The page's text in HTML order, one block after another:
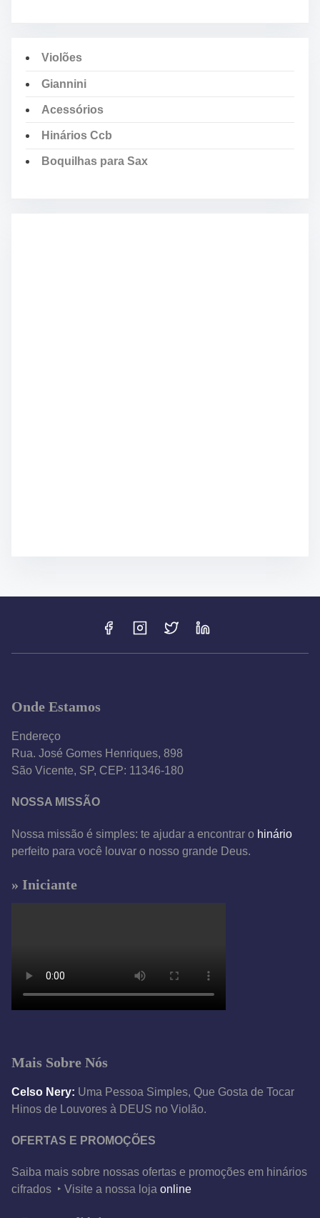
Violões
Giannini
Acessórios
Hinários Ccb
Boquilhas para Sax
Onde Estamos
Endereço
Rua. José Gomes Henriques, 898
São Vicente, SP, CEP: 11346-180
NOSSA MISSÃO
Nossa missão é simples: te ajudar a encontrar o hinário
perfeito para você louvar o nosso grande Deus.
» Iniciante
Mais Sobre Nós
Celso Nery: Uma Pessoa Simples, Que Gosta de Tocar
Hinos de Louvores à DEUS no Violão.
OFERTAS E PROMOÇÕES
Saiba mais sobre nossas ofertas e promoções em hinários
cifrados ‣ Visite a nossa loja online